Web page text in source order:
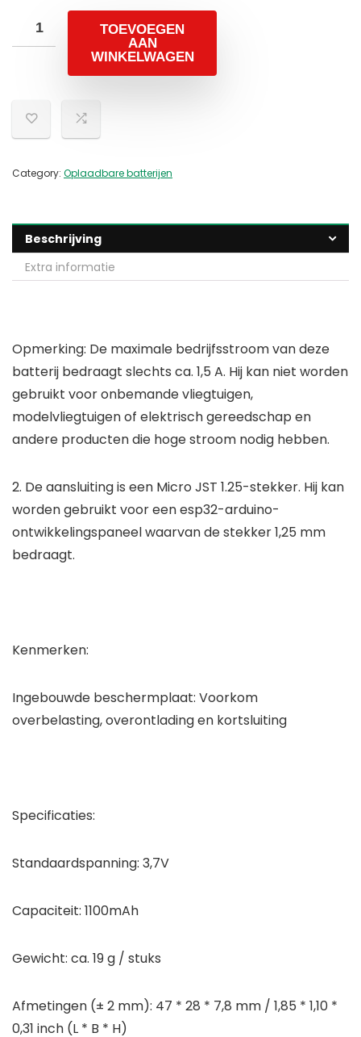
TOEVOEGEN
AAN
WINKELWAGEN
Category: Oplaadbare batterijen
Beschrijving
Extra informatie
Opmerking: De maximale bedrijfsstroom van deze
batterij bedraagt slechts ca. 1,5 A. Hij kan niet worden
gebruikt voor onbemande vliegtuigen,
modelvliegtuigen of elektrisch gereedschap en
andere producten die hoge stroom nodig hebben.
2. De aansluiting is een Micro JST 1.25-stekker. Hij kan
worden gebruikt voor een esp32-arduino-
ontwikkelingspaneel waarvan de stekker 1,25 mm
bedraagt.
Kenmerken:
Ingebouwde beschermplaat: Voorkom
overbelasting, overontlading en kortsluiting
Specificaties:
Standaardspanning: 3,7V
Capaciteit: 1100mAh
Gewicht: ca. 19 g / stuks
Afmetingen (± 2 mm): 47 * 28 * 7,8 mm / 1,85 * 1,10 *
0,31 inch (L * B * H)